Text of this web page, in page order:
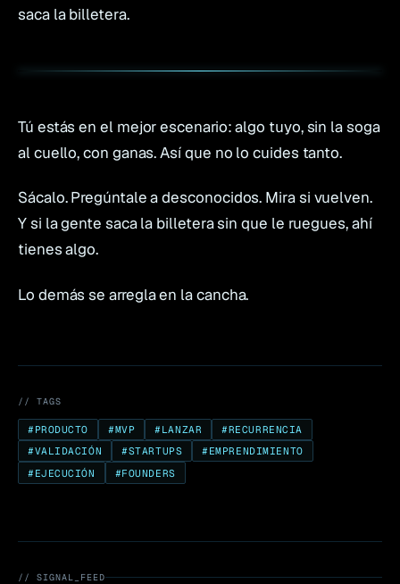
saca la billetera.
Tú estás en el mejor escenario: algo tuyo, sin la soga
al cuello, con ganas. Así que no lo cuides tanto.
Sácalo. Pregúntale a desconocidos. Mira si vuelven.
Y si la gente saca la billetera sin que le ruegues, ahí
tienes algo.
Lo demás se arregla en la cancha.
// TAGS
# PRODUCTO #MVP # LANZAR #RECURRENCIA
#VALIDACIÓN #STARTUPS # EMPRENDIMIENTO
# EJECUCIÓN #FOUNDERS
// SIGNAL_FEED